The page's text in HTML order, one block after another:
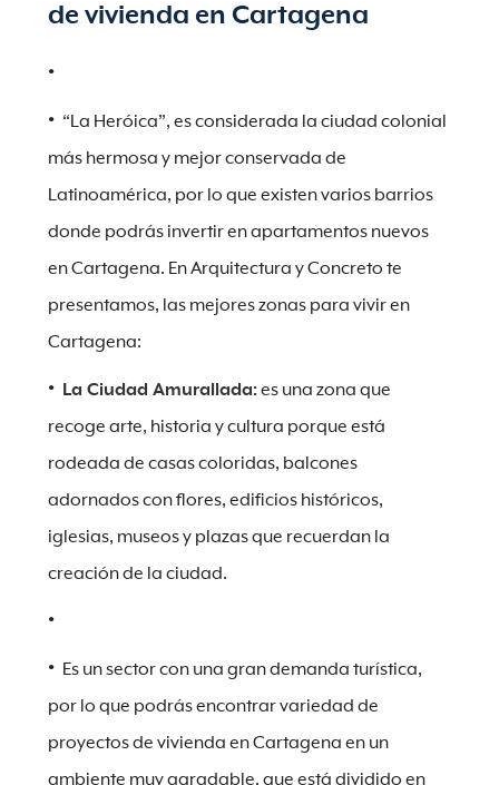
de vivienda en Cartagena
“La Heróica”, es considerada la ciudad colonial
más hermosa y mejor conservada de
Latinoamérica, por lo que existen varios barrios
donde podrás invertir en apartamentos nuevos
en Cartagena. En Arquitectura y Concreto te
presentamos, las mejores zonas para vivir en
Cartagena:
La Ciudad Amurallada:es una zona que
recoge arte, historia y cultura porque está
rodeada de casas coloridas, balcones
adornados con flores, edificios históricos,
iglesias, museos y plazas que recuerdan la
creación de la ciudad.
Es un sector con una gran demanda turística,
por lo que podrás encontrar variedad de
proyectos de vivienda en Cartagena en un
ambiente muy agradable, que está dividido en